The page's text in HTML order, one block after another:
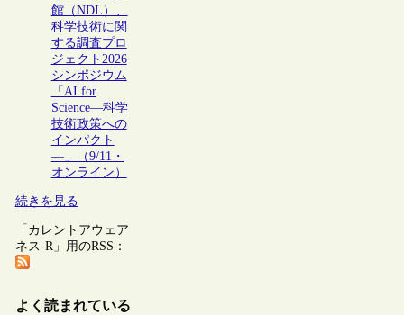
館（NDL）、
科学技術に関
する調査プロ
ジェクト2026
シンポジウム
「AI for
Science―科学
技術政策への
インパクト
―」（9/11・
オンライン）
続きを見る
「カレントアウェア
ネス-R」用のRSS：
よく読まれている